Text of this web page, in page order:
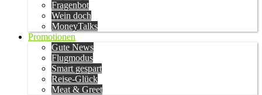
Fragenbot
Wein doch
MoneyTalks
Promotionen
Gute News
Flugmodus
Smart gespart
Reise-Glück
Meat & Greet